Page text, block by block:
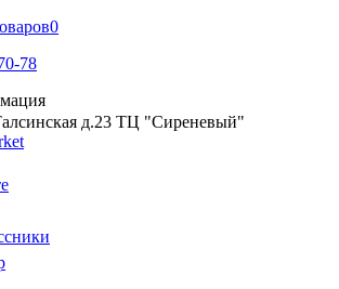
0
78
д.23 ТЦ "Сиреневый"